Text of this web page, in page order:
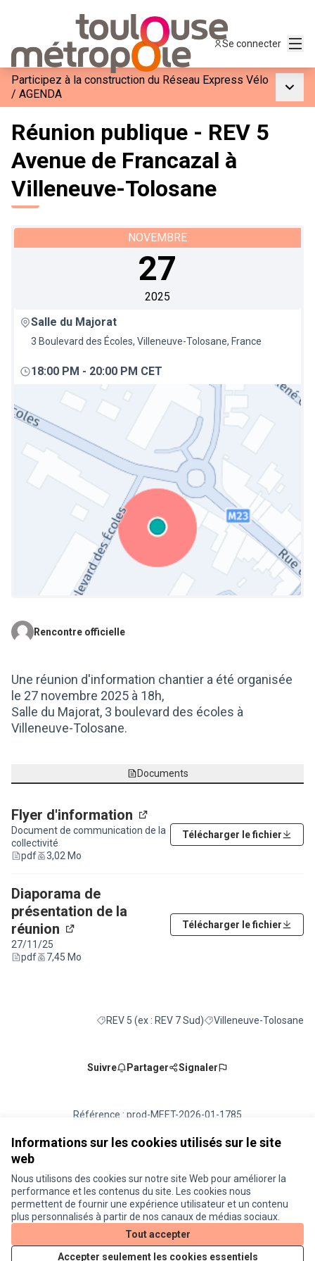
Informations sur les cookies utilisés sur le site
web
Nous utilisons des cookies sur notre site Web pour améliorer la
performance et les contenus du site. Les cookies nous
permettent de fournir une expérience utilisateur et un contenu
plus personnalisés à partir de nos canaux de médias sociaux.
Tout accepter
Accepter seulement les cookies essentiels
Se connecter
Participez à la construction du Réseau Express Vélo
/ AGENDA
Réunion publique - REV 5
Avenue de Francazal à
Villeneuve-Tolosane
NOVEMBRE
27
2025
Salle du Majorat
3 Boulevard des Écoles, Villeneuve-Tolosane, France
18:00 PM - 20:00 PM CET
(Lien externe)
Rencontre officielle
Une réunion d'information chantier a été organisée
le 27 novembre 2025 à 18h,
Salle du Majorat, 3 boulevard des écoles à
Villeneuve-Tolosane.
Documents
Flyer d'information
(Lien externe)
Document de communication de la
collectivité
pdf
3,02 Mo
Télécharger le fichier
Diaporama de
présentation de la
réunion
27/11/25
pdf
7,45 Mo
Télécharger le fichier
Filtrer les résultats de la catégorie : REV 5 (ex :
REV 5 (ex : REV 7 Sud)Filtrer les résultats pour
Villeneuve-Tolosane
Suivre Partager Signaler
Référence : prod-MEET-2026-01-1785
Ajouter au calendrier
Conditions d'utilisation
Paramètres des cookies
Je participe ! sur X
(Lien externe)
Je participe ! sur Facebook
Je participe ! sur Instagram